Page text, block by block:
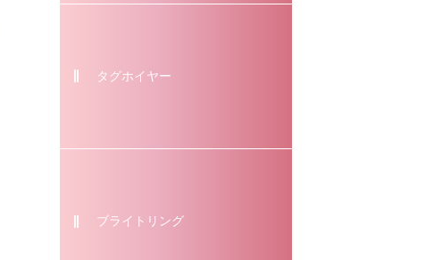
タグホイヤー
ブライトリング